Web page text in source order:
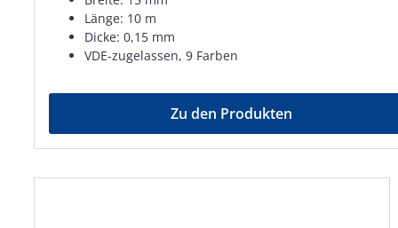
Länge: 10 m
Dicke: 0,15 mm
VDE-zugelassen, 9 Farben
Zu den Produkten